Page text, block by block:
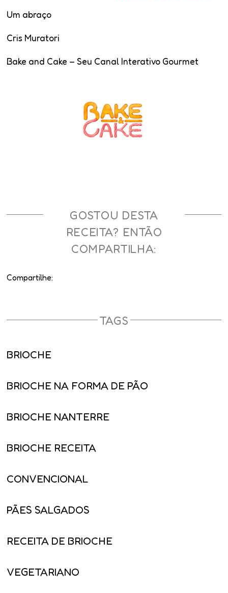
Um abraço
Cris Muratori
Bake and Cake –Seu Canal Interativo Gourmet
GOSTOU DESTA
RECEITA? ENTÃO
COMPARTILHA:
Compartilhe:
TAGS
BRIOCHE
BRIOCHE NA FORMA DE PÃO
BRIOCHE NANTERRE
BRIOCHE RECEITA
CONVENCIONAL
PÃES SALGADOS
RECEITA DE BRIOCHE
VEGETARIANO